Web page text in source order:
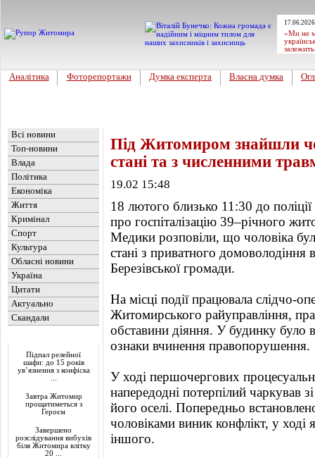
«Ми не
Аналітика Фоторепортажи Думка експерта Власна думка
Всі новини
Топ-новини
Влада
Політика
Економіка
Життя
Кримінал
Спорт
Культура
Обласні новини
Україна
Цитати
Актуально
Скандали
Підпал релейної
шафи: до 15 років
ув’язнення з конфіска
Завтра Житомир
прощатиметься з
Героєм
Завершено
розслідування вибухів
біля Житомира влітку
20 ...
Під Житомиром знайшли
стані та з численними
19.02 15:48
18 лютого близько 11:30 до
про госпіталізацію 39–річного
Медики розповіли, що чоловіка
стані з приватного домоволодіння
Березівської громади.
На місці події працювала слідчо-
Житомирського райуправління,
обставини діяння. У будинку було
ознаки вчинення правопорушення.
У ході першочергових
напередодні потерпілий чаркував
його оселі. Попередньо
чоловіками виник конфлікт, у ході
іншого.